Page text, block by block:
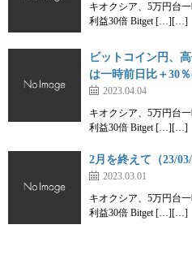
キオクシア、5万円台
利益30倍 Bitget […][…]
ビットコイン円、
は一時前日比＋30
2023.04.04
キオクシア、5万円台
利益30倍 Bitget […][…]
2月を終えて（23/03/
2023.03.01
キオクシア、5万円台
利益30倍 Bitget […][…]